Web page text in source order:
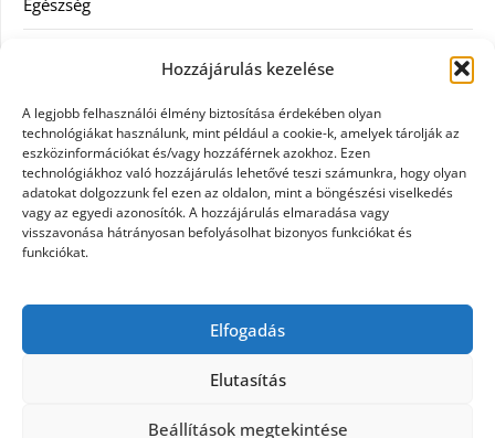
Hozzájárulás kezelése
A legjobb felhasználói élmény biztosítása érdekében olyan
technológiákat használunk, mint például a cookie-k, amelyek tárolják az
eszközinformációkat és/vagy hozzáférnek azokhoz. Ezen
technológiákhoz való hozzájárulás lehetővé teszi számunkra, hogy olyan
adatokat dolgozzunk fel ezen az oldalon, mint a böngészési viselkedés
vagy az egyedi azonosítók. A hozzájárulás elmaradása vagy
visszavonása hátrányosan befolyásolhat bizonyos funkciókat és
funkciókat.
Elfogadás
Elutasítás
Beállítások megtekintése
Egészség
Ingatlan
Művészetek és szórakozás
Múzeumok
Szolgáltatás
Szórakozás
Webáruház